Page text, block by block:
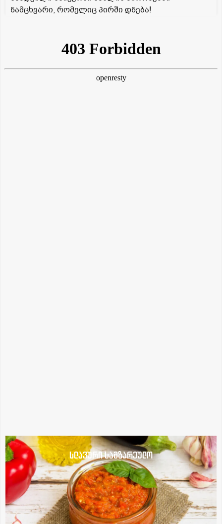
ნამცხვარი, რომელიც პირში დნება!
სლავური სამზარეულო